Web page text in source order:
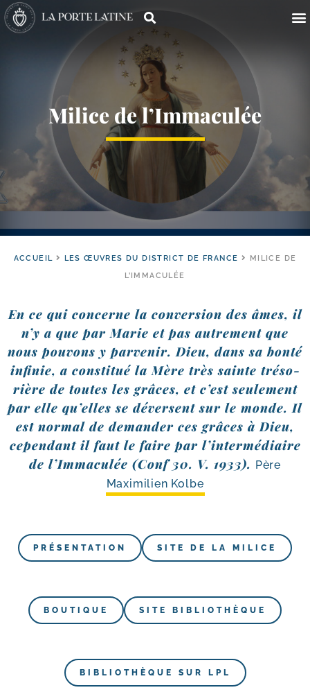
Milice de l’Immaculée
ACCUEIL LES ŒUVRES DU DISTRICT DE FRANCE
MILICE DE
L’IMMACULÉE
En ce qui concerne la conver­sion des âmes, il
n’y a que par Marie et pas autre­ment que
nous pou­vons y par­ve­nir. Dieu, dans sa bon­té
infi­nie, a consti­tué la Mère très sainte tré­so­
rière de toutes les grâces, et c’est seule­ment
par elle qu’elles se déversent sur le monde. Il
est nor­mal de deman­der ces grâces à Dieu,
cepen­dant il faut le faire par l’intermédiaire
de l’Immaculée (Conf 30. V. 1933). Père
Maximilien Kolbe
PRÉSENTATION SITE DE LA MILICE
BOUTIQUE SITE BIBLIO­THÈQUE
BIBLIO­THÈQUE SUR LPL